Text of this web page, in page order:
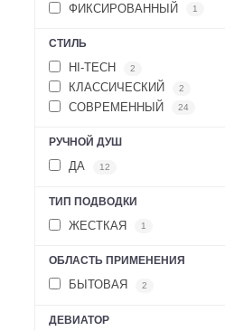
ФИКСИРОВАННЫЙ 1
СТИЛЬ
HI-TECH 2
КЛАССИЧЕСКИЙ 2
СОВРЕМЕННЫЙ 24
РУЧНОЙ ДУШ
ДА 12
ТИП ПОДВОДКИ
ЖЕСТКАЯ 1
ОБЛАСТЬ ПРИМЕНЕНИЯ
БЫТОВАЯ 2
ДЕВИАТОР